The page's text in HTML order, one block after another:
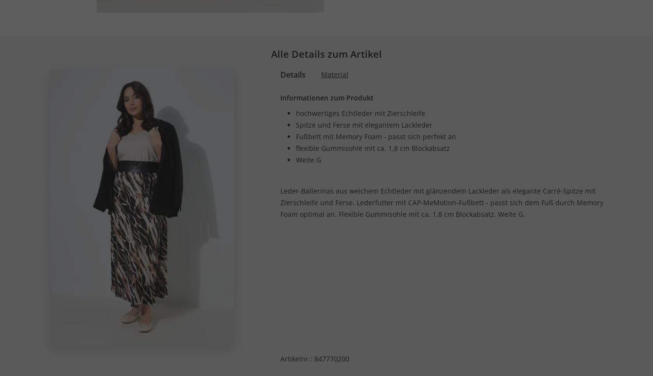
Alle Details zum Artikel
Details Material
Informationen zum Produkt
hochwertiges Echtleder mit Zierschleife
Spitze und Ferse mit elegantem Lackleder
Fußbett mit Memory Foam - passt sich perfekt an
flexible Gummisohle mit ca. 1,8 cm Blockabsatz
Weite G
Leder-Ballerinas aus weichem Echtleder mit glänzendem Lackleder als elegante Carré-Spitze mit
Zierschleife und Ferse. Lederfutter mit CAP-MeMotion-Fußbett - passt sich dem Fuß durch Memory
Foam optimal an. Flexible Gummisohle mit ca. 1,8 cm Blockabsatz. Weite G.
Artikelnr.: 847770200